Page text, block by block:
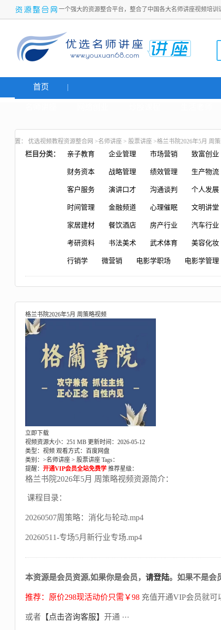
一个强大的资源整合平台，整合了中国各大名师讲座视频培
首页
置： 优选视频教程资源整合网 >名师讲座 > 股票讲座 >格兰书院2026年5月 周
栏目分类： 亲子教育 企业管理 市场营销 致富创业
财务资本 战略管理 绩效管理 生产物流
客户服务 演讲口才 沟通谈判 个人发展
时间管理 金融频道 心理催眠 文明讲堂
家居建材 餐饮酒店 房产行业 汽车行业
考研资料 书法美术 武术体育 美容化妆
行销学 微营销 电影学职场 电影学管理
格兰书院2026年5月 周策略视频
立即下载
视频资源大小：251 MB 更新时间：2026-05-12
类型：视频 观看方式：百度网盘
类别：>名师讲座 > 股票讲座 Tags：
提醒： 开通VIP会员全站免费学 推荐星级：
格兰书院2026年5月 周策略视频资源简介：
课程目录：
20260507周策略：消化与轮动.mp4
20260511-专场5月新行业专场.mp4
本资源是会员资源,如果你是会员， 请登陆。如果不是会
推荐：原价298现活动价只需￥98 充值开通VIP会员就可
或者 【点击咨询客服】 开通 ···